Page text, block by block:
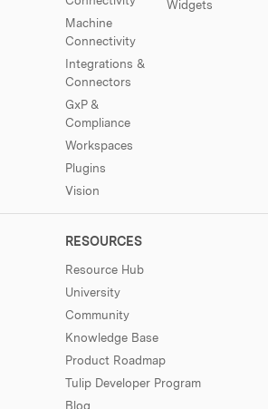
Machine
Connectivity
Integrations &
Connectors
GxP &
Compliance
Workspaces
Plugins
Vision
Widgets
RESOURCES
Resource Hub
University
Community
Knowledge Base
Product Roadmap
Tulip Developer Program
Blog